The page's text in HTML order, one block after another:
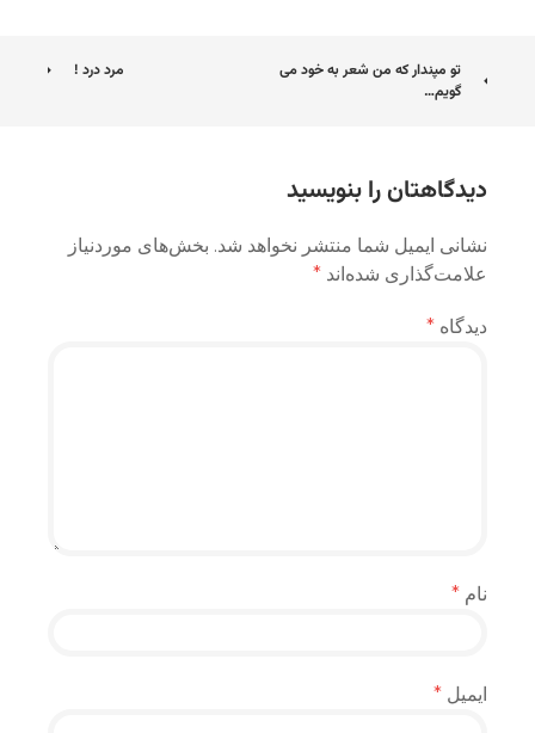
ناوبری
تو مپندار که من شعر به خود می
گویم…
مرد درد !
دیدگاهتان را بنویسید
نشانی ایمیل شما منتشر نخواهد شد. بخش‌های موردنیاز
علامت‌گذاری شده‌اند *
دیدگاه *
نام *
ایمیل *